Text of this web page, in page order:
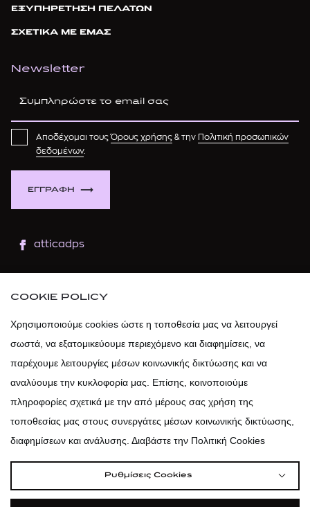
ΕΞΥΠΗΡΕΤΗΣΗ ΠΕΛΑΤΩΝ
ΣΧΕΤΙΚΑ ΜΕ ΕΜΑΣ
Newsletter
ΕΓΓΡΑΦΗ
Αποδέχομαι τουςΌρους χρήσης & την Πολιτική προσωπικών
δεδομένων.
atticadps
atticadps
COOKIE POLICY
Χρησιμοποιούμε cookies ώστε η τοποθεσία μας να λειτουργεί
σωστά, να εξατομικεύουμε περιεχόμενο και διαφημίσεις, να
παρέχουμε λειτουργίες μέσων κοινωνικής δικτύωσης και να
αναλύουμε την κυκλοφορία μας. Επίσης, κοινοποιούμε
πληροφορίες σχετικά με την από μέρους σας χρήση της
τοποθεσίας μας στους συνεργάτες μέσων κοινωνικής δικτύωσης,
διαφημίσεων και ανάλυσης. Διαβάστε την Πολιτική Cookies
Ρυθμίσεις Cookies